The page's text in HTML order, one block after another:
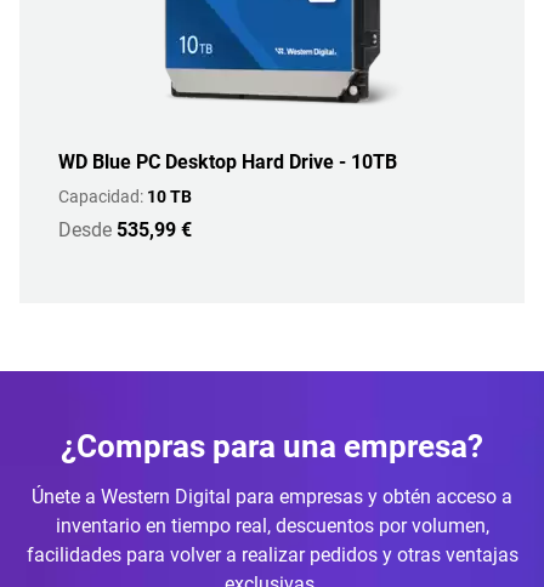
WD Blue PC Desktop Hard Drive - 10TB
Capacidad: 10 TB
Desde 535,99 €
¿Compras para una empresa?
Únete a Western Digital para empresas y obtén acceso a
inventario en tiempo real, descuentos por volumen,
facilidades para volver a realizar pedidos y otras ventajas